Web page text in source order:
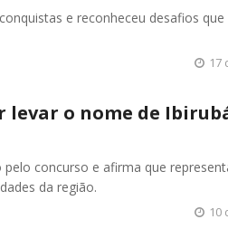
e reconheceu desafios
17
levar o nome de
concurso e afirma que
da região.
10